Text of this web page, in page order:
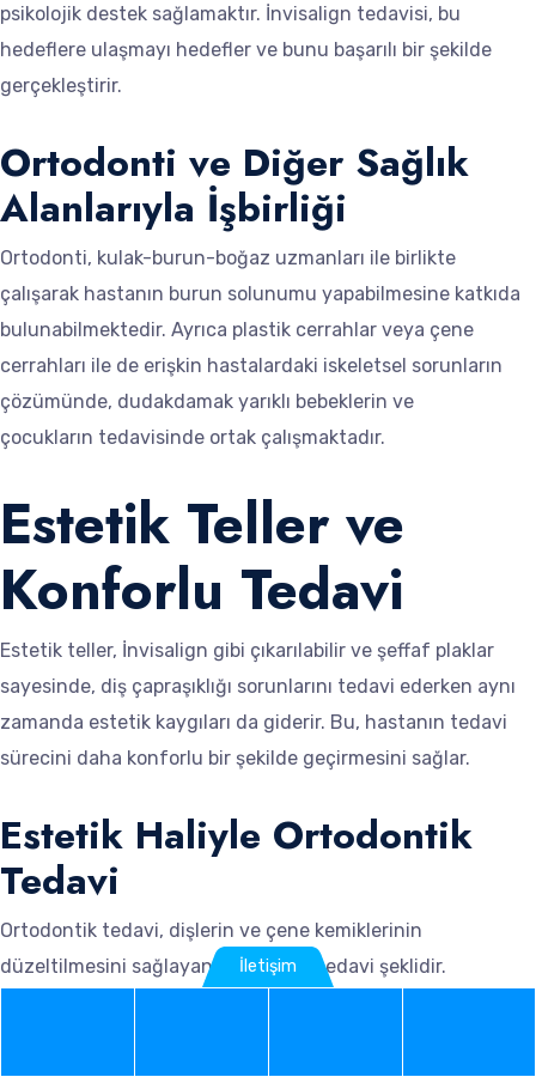
psikolojik destek sağlamaktır. İnvisalign tedavisi, bu
hedeflere ulaşmayı hedefler ve bunu başarılı bir şekilde
gerçekleştirir.
Ortodonti ve Diğer Sağlık
Alanlarıyla İşbirliği
Ortodonti, kulak-burun-boğaz uzmanları ile birlikte
çalışarak hastanın burun solunumu yapabilmesine katkıda
bulunabilmektedir. Ayrıca plastik cerrahlar veya çene
cerrahları ile de erişkin hastalardaki iskeletsel sorunların
çözümünde, dudakdamak yarıklı bebeklerin ve
çocukların tedavisinde ortak çalışmaktadır.
Estetik Teller ve
Konforlu Tedavi
Estetik teller, İnvisalign gibi çıkarılabilir ve şeffaf plaklar
sayesinde, diş çapraşıklığı sorunlarını tedavi ederken aynı
zamanda estetik kaygıları da giderir. Bu, hastanın tedavi
sürecini daha konforlu bir şekilde geçirmesini sağlar.
Estetik Haliyle Ortodontik
Tedavi
Ortodontik tedavi, dişlerin ve çene kemiklerinin
düzeltilmesini sağlayan popüler bir tedavi şeklidir.
İletişim